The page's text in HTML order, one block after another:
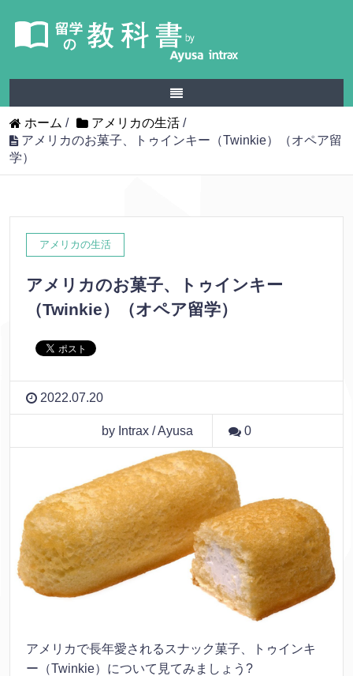
ホーム / アメリカの生活 /
アメリカのお菓子、トゥインキー（Twinkie）（オペア留
学）
アメリカの生活
アメリカのお菓子、トゥインキー
（Twinkie）（オペア留学）
2022.07.20
by Intrax / Ayusa 0
アメリカで長年愛されるスナック菓子、トゥインキ
ー（Twinkie）について見てみましょう?